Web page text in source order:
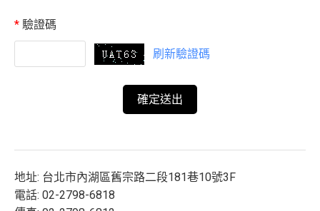
* 驗證碼
刷新驗證碼
地址: 台北市內湖區舊宗路二段181巷10號3F
電話: 02-2798-6818